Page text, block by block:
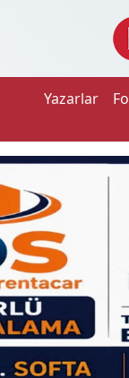
Yazarlar